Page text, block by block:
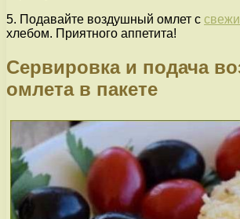
5. Подавайте воздушный омлет с
хлебом. Приятного аппетита!
Сервировка и подача
омлета в пакете